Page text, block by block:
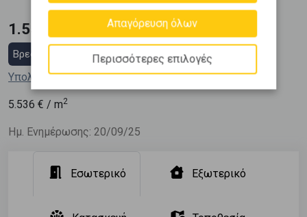
1.550.000 €
Βρες στεγαστικό δάνειο
Υπολόγισε τη δόση μου
5.536 € / m2
Ημ. Ενημέρωσης: 20/09/25
Εσωτερικό Εξωτερικό
Απαγόρευση όλων
Περισσότερες επιλογές